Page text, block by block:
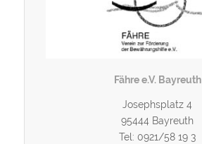
Fähre e.V. Bayreuth
Josephsplatz 4
95444 Bayreuth
Tel: 0921/58 19 3